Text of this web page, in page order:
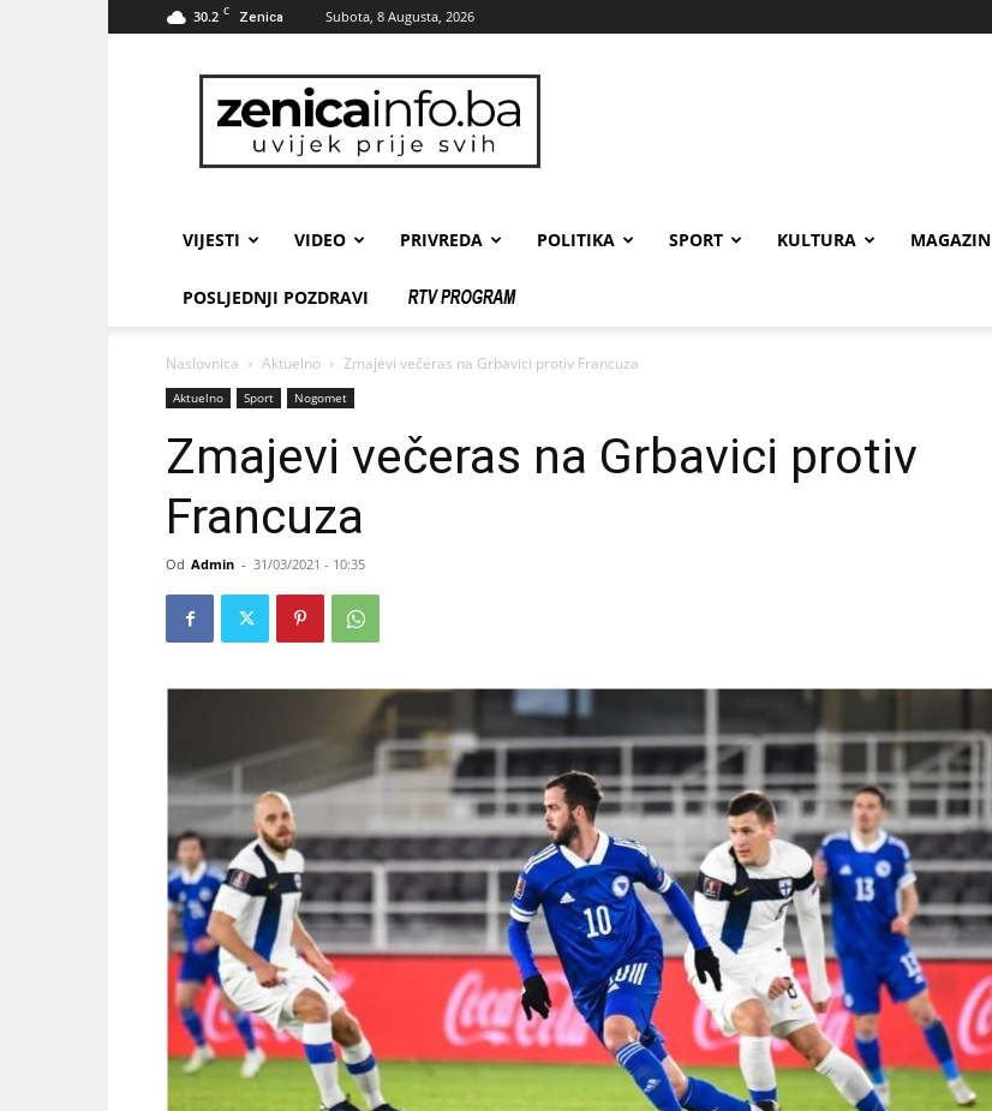
30.2 C Zenica Subota, 8 Augusta, 2026
zenicainfo.ba
VIJESTI VIDEO PRIVREDA POLITIKA SPORT KULTURA MAGAZIN
POSLJEDNJI POZDRAVI
Naslovnica Aktuelno Zmajevi večeras na Grbavici protiv Francuza
Aktuelno Sport Nogomet
Zmajevi večeras na Grbavici protiv
Francuza
Od Admin - 31/03/2021 - 10:35